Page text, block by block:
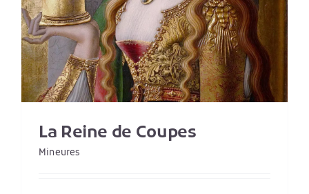
La Reine de Coupes
Mineures